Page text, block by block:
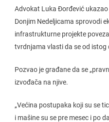
Advokat Luka Đorđević
Donjim Nedeljicama sprovodi
infrastrukturne projekte
tvrdnjama vlasti da se od istog
Pozvao je građane da se
izvođača na njive.
„Većina postupaka koji su se
i mašine su se pre mesec i po